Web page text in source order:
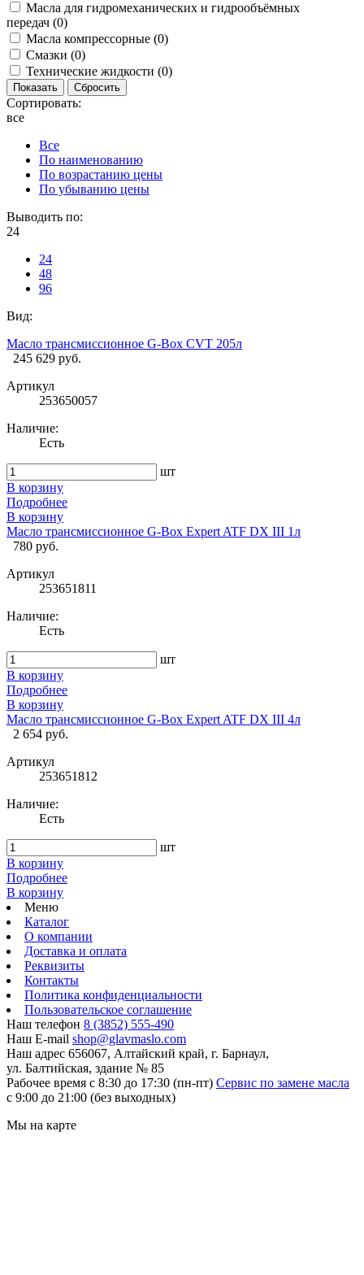
Масла для гидромеханических и гидрообъёмных
передач (0)
Масла компрессорные (0)
Смазки (0)
Технические жидкости (0)
Сортировать:
все
Все
По наименованию
По возрастанию цены
По убыванию цены
Выводить по:
24
24
48
96
Вид:
Масло трансмиссионное G-Box CVT 205л
245 629 руб.
Артикул
253650057
Наличие:
Есть
шт
В корзину
Подробнее
В корзину
Масло трансмиссионное G-Box Expert ATF DX III 1л
780 руб.
Артикул
253651811
Наличие:
Есть
шт
В корзину
Подробнее
В корзину
Масло трансмиссионное G-Box Expert ATF DX III 4л
2 654 руб.
Артикул
253651812
Наличие:
Есть
шт
В корзину
Подробнее
В корзину
Меню
Каталог
О компании
Доставка и оплата
Реквизиты
Контакты
Политика конфиденциальности
Пользовательское соглашение
Наш телефон 8 (3852) 555-490
Наш E-mail shop@glavmaslo.com
Наш адрес 656067, Алтайский край, г. Барнаул,
ул. Балтийская, здание № 85
Рабочее время с 8:30 до 17:30 (пн-пт) Сервис по замене масла
с 9:00 до 21:00 (без выходных)
Мы на карте